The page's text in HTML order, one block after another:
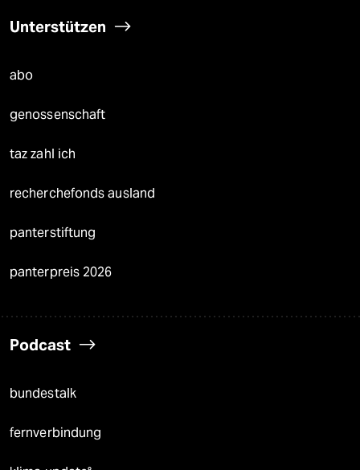
Unterstützen
abo
genossenschaft
taz zahl ich
recherchefonds ausland
panterstiftung
panterpreis 2026
Podcast
bundestalk
fernverbindung